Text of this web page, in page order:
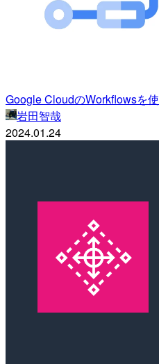
Google CloudのWorkflowsを
岩田智哉
2024.01.24